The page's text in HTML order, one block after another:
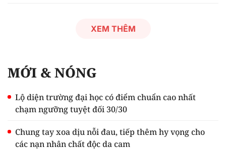
XEM THÊM
MỚI & NÓNG
Lộ diện trường đại học có điểm chuẩn cao nhất
chạm ngưỡng tuyệt đối 30/30
Chung tay xoa dịu nỗi đau, tiếp thêm hy vọng cho
các nạn nhân chất độc da cam